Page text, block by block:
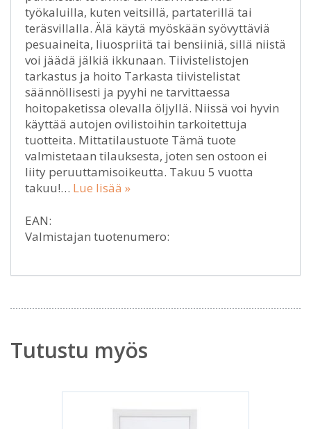
työkaluilla, kuten veitsillä, partaterillä tai
teräsvillalla. Älä käytä myöskään syövyttäviä
pesuaineita, liuospriitä tai bensiiniä, sillä niistä
voi jäädä jälkiä ikkunaan. Tiivistelistojen
tarkastus ja hoito Tarkasta tiivistelistat
säännöllisesti ja pyyhi ne tarvittaessa
hoitopaketissa olevalla öljyllä. Niissä voi hyvin
käyttää autojen ovilistoihin tarkoitettuja
tuotteita. Mittatilaustuote Tämä tuote
valmistetaan tilauksesta, joten sen ostoon ei
liity peruuttamisoikeutta. Takuu 5 vuotta
takuu!… Lue lisää »
EAN:
Valmistajan tuotenumero:
Tutustu myös